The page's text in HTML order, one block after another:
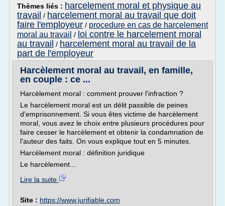
Thèmes liés : harcelement moral et physique au
travail / harcelement moral au travail que doit
faire l'employeur / procedure en cas de harcelement
moral au travail / loi contre le harcelement moral
au travail / harcelement moral au travail de la
part de l'employeur
Harcèlement moral au travail, en famille,
en couple : ce ...
Harcèlement moral : comment prouver l'infraction ?
Le harcèlement moral est un délit passible de peines
d'emprisonnement. Si vous êtes victime de harcèlement
moral, vous avez le choix entre plusieurs procédures pour
faire cesser le harcèlement et obtenir la condamnation de
l'auteur des faits. On vous explique tout en 5 minutes.
Harcèlement moral : définition juridique
Le harcèlement...
Lire la suite
Site : https://www.jurifiable.com